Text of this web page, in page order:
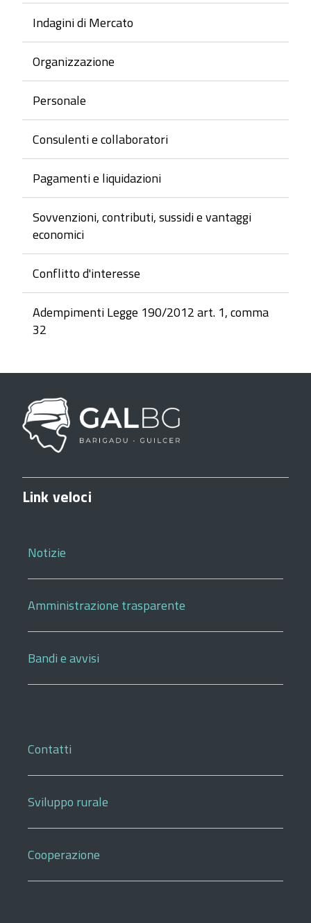
Indagini di Mercato
Organizzazione
Personale
Consulenti e collaboratori
Pagamenti e liquidazioni
Sovvenzioni, contributi, sussidi e vantaggi
economici
Conflitto d'interesse
Adempimenti Legge 190/2012 art. 1, comma
32
Link veloci
Notizie
Amministrazione trasparente
Bandi e avvisi
Contatti
Sviluppo rurale
Cooperazione